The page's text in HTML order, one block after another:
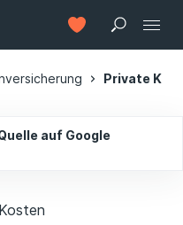
Private
auf Google